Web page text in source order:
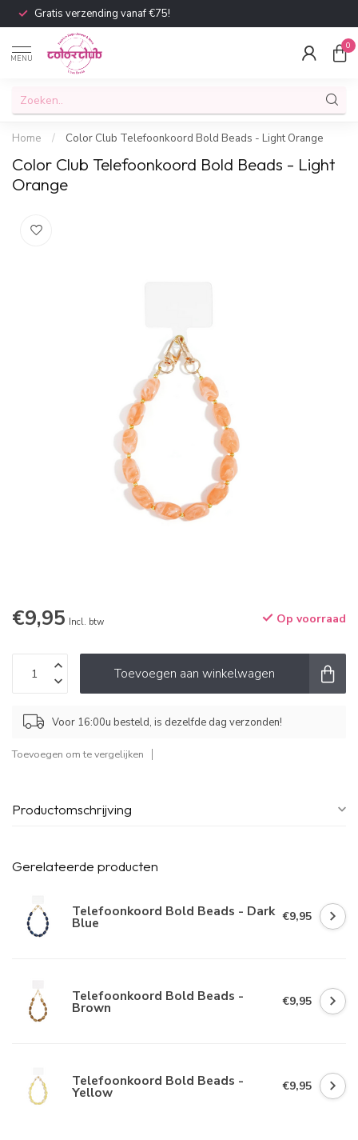
Gratis verzending vanaf €75!
MENU
0
Home / Color Club Telefoonkoord Bold Beads - Light Orange
Color Club Telefoonkoord Bold Beads - Light
Orange
€9,95 Incl. btw Op voorraad
Toevoegen aan winkelwagen
Voor 16:00u besteld, is dezelfde dag verzonden!
Toevoegen om te vergelijken
Productomschrijving
Gerelateerde producten
Telefoonkoord Bold Beads - Dark
Blue €9,95
Telefoonkoord Bold Beads -
Brown €9,95
Telefoonkoord Bold Beads -
Yellow €9,95